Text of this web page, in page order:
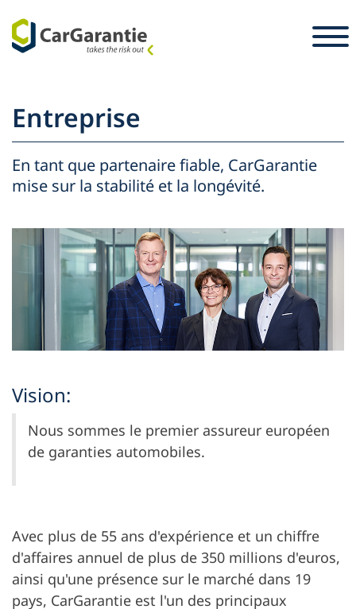
Partenaire
Propriétaires du véhicule
Service et assistance
Partenaire
Entreprise
Emploi
Presse
Entreprise
En tant que partenaire fiable, CarGarantie
mise sur la stabilité et la longévité.
Vision:
Nous sommes le premier assureur européen
de garanties automobiles.
Avec plus de 55 ans d'expérience et un chiffre
d'affaires annuel de plus de 350 millions d'euros,
ainsi qu'une présence sur le marché dans 19
pays, CarGarantie est l'un des principaux